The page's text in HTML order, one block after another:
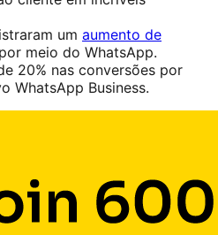
um aumento de
por meio do WhatsApp.
20% nas conversões por
WhatsApp Business.